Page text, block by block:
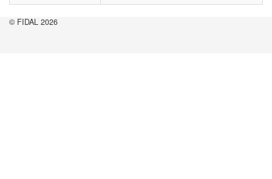
© FIDAL 2026